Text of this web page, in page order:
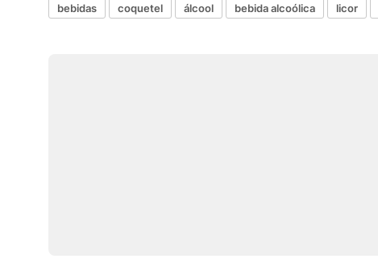
bebidas coquetel álcool bebida alcoólica licor